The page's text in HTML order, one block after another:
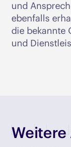
und
ebenfalls
die bekannte
und
Weitere